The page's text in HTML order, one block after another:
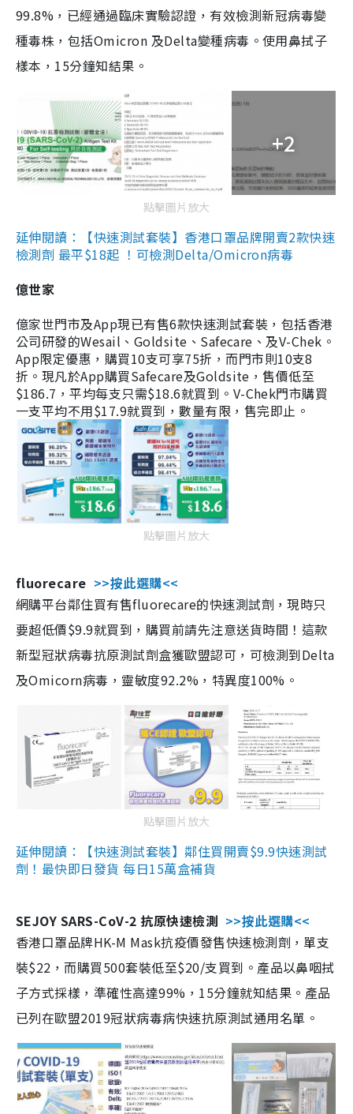
99.8%，已經通過臨床實驗認證，有效檢測新冠病毒變
種毒株，包括Omicron 及Delta變種病毒。使用鼻拭子
樣本，15分鐘知結果。
+2
點擊圖片放大
延伸閱讀：【快速測試套裝】香港口罩品牌開賣2款快速
檢測劑 最平$18起 ！可檢測Delta/Omicron病毒
億世家
億家世門市及App現已有售6款快速測試套裝，包括香港
公司研發的Wesail、Goldsite、Safecare、及V-Chek。
App限定優惠，購買10支可享75折，而門市則10支8
折。現凡於App購買Safecare及Goldsite，售價低至
$186.7，平均每支只需$18.6就買到。V-Chek門市購買
一支平均不用$17.9就買到，數量有限，售完即止。
點擊圖片放大
fluorecare >>按此選購<<
網購平台鄰住買有售fluorecare的快速測試劑，現時只
要超低價$9.9就買到，購買前請先注意送貨時間！這款
新型冠狀病毒抗原測試劑盒獲歐盟認可，可檢測到Delta
及Omicorn病毒，靈敏度92.2%，特異度100%。
點擊圖片放大
延伸閱讀：【快速測試套裝】鄰住買開賣$9.9快速測試
劑！最快即日發貨 每日15萬盒補貨
SEJOY SARS-CoV-2 抗原快速檢測 >>按此選購<<
香港口罩品牌HK-M Mask抗疫價發售快速檢測劑，單支
裝$22，而購買500套裝低至$20/支買到。產品以鼻咽拭
子方式採樣，準確性高達99%，15分鐘就知結果。產品
已列在歐盟2019冠狀病毒病快速抗原測試通用名單。